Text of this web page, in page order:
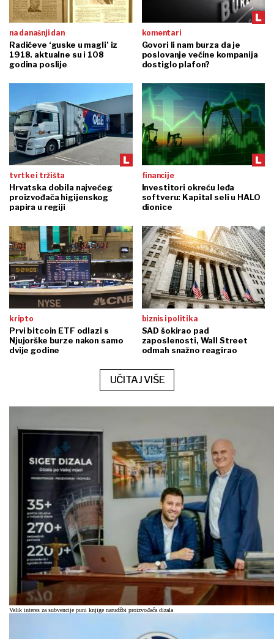
na današnji dan
Radićeve ‘guske u magli’ iz
1918. aktualne su i 108
godina poslije
komentari
Govori li nam burza da je
poslovanje većine kompanija
dostiglo plafon?
tvrtke i tržišta
Hrvatska dobila najvećeg
proizvođača higijenskog
papira u regiji
financije
Investitori okreću leđa
softveru: Kapital seli u HALO
dionice
kripto
Prvi bitcoin ETF odlazi s
Njujorške burze nakon samo
dvije godine
biznis i politika
SAD šokirao pad
zaposlenosti, Wall Street
odmah snažno reagirao
UČITAJ VIŠE
Velik interes za subvencije puni knjige narudžbi proizvođača dizala